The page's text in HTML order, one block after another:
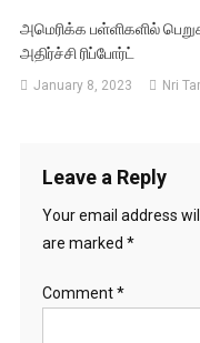
அமெரிக்க பள்ளிகளில்
அதிர்ச்சி ரிப்போர்ட்
January 8, 2023 Nri
Leave a Reply
Your email address
are marked *
Comment*